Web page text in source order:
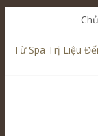
Từ Spa Trị Liệu
Kết Hợp Onsen &
Cham Riverside
Spa Jjim Jil Bang